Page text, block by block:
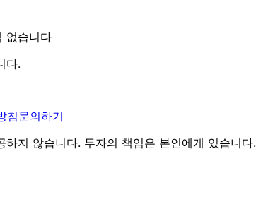
없습니다
다.
침문의하기
하지 않습니다. 투자의 책임은 본인에게 있습니다.